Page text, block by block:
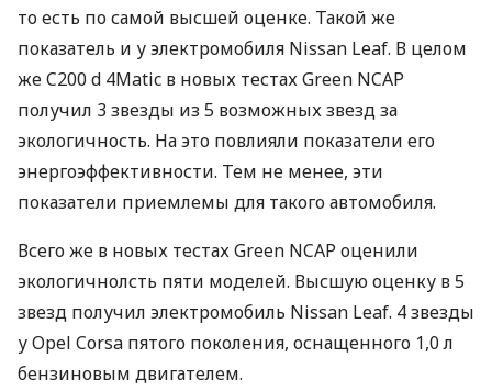
то есть по самой высшей оценке. Такой же
показатель и у электромобиля Nissan Leaf. В целом
же C200 d 4Matic в новых тестах Green NCAP
получил 3 звезды из 5 возможных звезд за
экологичность. На это повлияли показатели его
энергоэффективности. Тем не менее, эти
показатели приемлемы для такого автомобиля.
Всего же в новых тестах Green NCAP оценили
экологичнолсть пяти моделей. Высшую оценку в 5
звезд получил электромобиль Nissan Leaf. 4 звезды
у Opel Corsa пятого поколения, оснащенного 1,0 л
бензиновым двигателем.